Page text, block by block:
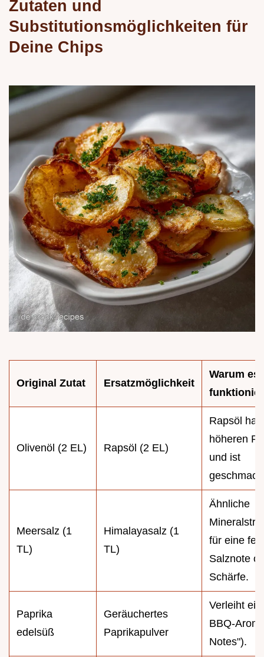
Zutaten und
Substitutionsmöglichkeiten für
Deine Chips
Original Zutat Ersatzmöglichkeit
Warum es
Olivenöl (2 EL) Rapsöl (2 EL)
Rapsöl hat
höheren
und ist
Meersalz (1
TL)
Himalayasalz (1
TL)
Ähnliche
für eine
Salznote
Schärfe.
Paprika
edelsüß
Geräuchertes
Paprikapulver
Verleiht
BBQ-
Notes").